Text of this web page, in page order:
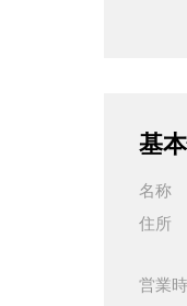
基
名称
住所
営業